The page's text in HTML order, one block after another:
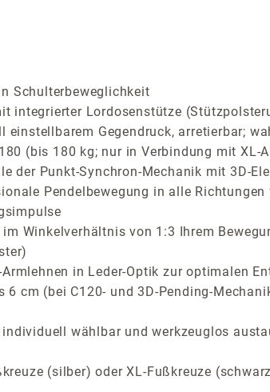
Schulterbeweglichkeit
integrierter Lordosenstütze
Gegendruck, arretierbar;
(bis 180 kg; nur in Verbindung mit
der Punkt-Synchron-Mechanik mit 3D-
Pendelbewegung in alle
Winkelverhältnis von 1:3 Ihrem
in Leder-Optik zur optimalen
(bei C120- und 3D-Pending-
wählbar und werkzeuglos
(silber) oder XL-Fußkreuze